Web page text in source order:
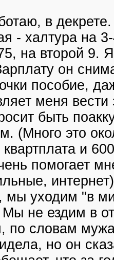
в
- халтура на
на второй 9.
он
пособие,
меня
быть
(Много это
и
помогает
мы уходим "в
не ездим в
по словам
но он